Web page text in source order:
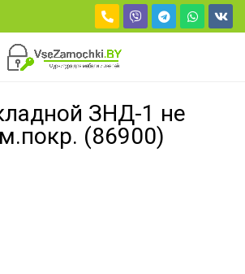
ЗНД-1 не
(86900)